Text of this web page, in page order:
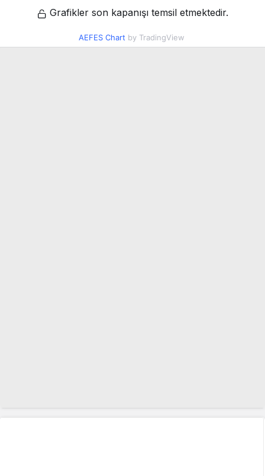
Grafikler son kapanışı temsil etmektedir.
AEFES Chart by TradingView